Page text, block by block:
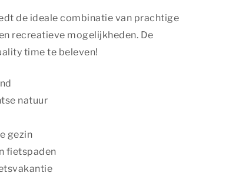
de ideale combinatie van prachtige
recreatieve mogelijkheden. De
time te beleven!
natuur
gezin
fietspaden